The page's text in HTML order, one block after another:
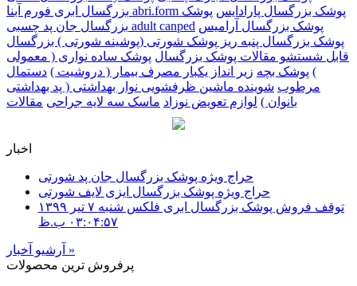
بزرگسال ابری فورم آبنا abri.form
پوشک بزرگسال پارادایس پوشک
بزرگسال جان پد چسبی adult canped پوشک بزرگسال آرامیس
پوشک بزرگسال پنبه ریز پوشک شورتی (پوشینه شورتی ) بزرگسال
قابل شستشو مقالات پوشک بزرگسال پوشک ساده نواری ( معمولی
) پوشک بچه زیر انداز یکبار مصرف بیمار ( دروشیت ) دستمال
مرطوب شوینده ماشین ظرفشویی نوار بهداشتی ( پد بهداشتی
بانوان ) لوازم تعویض نوزاد ماسک سه لایه جراحی مقالات
اخبار
حراج ویژه پوشک بزرگسال جان پد شورتی
حراج ویژه پوشک بزرگسال ایزی لایف شورتی
توقف فروش پوشک بزرگسال ابری فلکس
شنبه ۷ تير ۱۳۹۹
۰۳:۰۴:۵۷ ب.ظ
»
پرفروش ترین محصولات